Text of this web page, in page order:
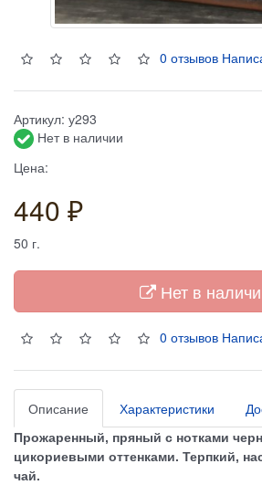
0 отзывов
Артикул: у293
Нет в наличии
Цена:
440 ₽
50 г.
Нет в
0 отзывов
Описание Характеристики
Прожаренный, пряный с нотками
цикориевыми оттенками. Терпкий,
чай.